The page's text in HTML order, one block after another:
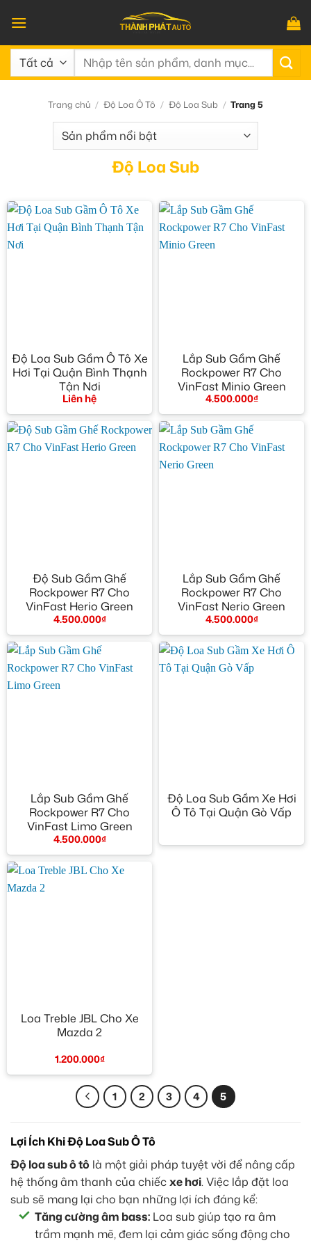
qua
nội
dung
Tìm
Trang chủ / Độ Loa Ô Tô / Độ Loa Sub / Trang 5
Độ Loa Sub
Độ Loa Sub Gầm Ô Tô Xe
Hơi Tại Quận Bình Thạnh
Tận Nơi
Liên hệ
Lắp Sub Gầm Ghế
Rockpower R7 Cho
VinFast Minio Green
4.500.000₫
Độ Sub Gầm Ghế
Rockpower R7 Cho
VinFast Herio Green
4.500.000₫
Lắp Sub Gầm Ghế
Rockpower R7 Cho
VinFast Nerio Green
4.500.000₫
Lắp Sub Gầm Ghế
Rockpower R7 Cho
VinFast Limo Green
4.500.000₫
Độ Loa Sub Gầm Xe Hơi
Ô Tô Tại Quận Gò Vấp
Loa Treble JBL Cho Xe
Mazda 2
1.200.000₫
1 2 3 4 5
Lợi Ích Khi Độ Loa Sub Ô Tô
Độ loa sub ô tô là một giải pháp tuyệt vời để nâng cấp
hệ thống âm thanh của chiếcxe hơi. Việc lắp đặt loa
sub sẽ mang lại cho bạn những lợi ích đáng kể:
Tăng cường âm bass: Loa sub giúp tạo ra âm
trầm mạnh mẽ, đem lại cảm giác sống động cho